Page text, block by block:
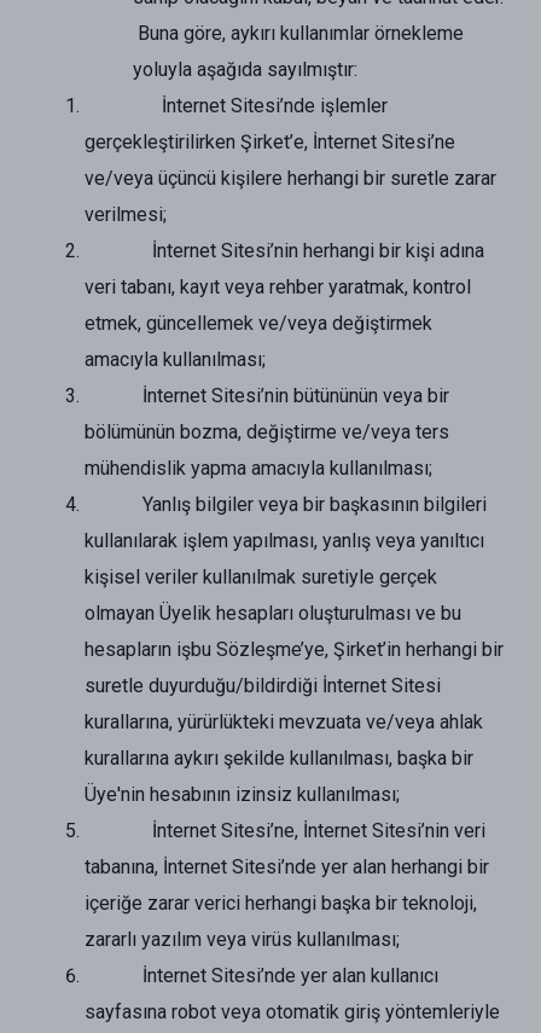
Buna göre, aykırı kullanımlar örnekleme
yoluyla aşağıda sayılmıştır:
İnternet Sitesi’nde işlemler
gerçekleştirilirken Şirket’e, İnternet Sitesi’ne
ve/veya üçüncü kişilere herhangi bir suretle zarar
verilmesi;
İnternet Sitesi’nin herhangi bir kişi adına
veri tabanı, kayıt veya rehber yaratmak, kontrol
etmek, güncellemek ve/veya değiştirmek
amacıyla kullanılması;
İnternet Sitesi’nin bütününün veya bir
bölümünün bozma, değiştirme ve/veya ters
mühendislik yapma amacıyla kullanılması;
Yanlış bilgiler veya bir başkasının bilgileri
kullanılarak işlem yapılması, yanlış veya yanıltıcı
kişisel veriler kullanılmak suretiyle gerçek
olmayan Üyelik hesapları oluşturulması ve bu
hesapların işbu Sözleşme’ye, Şirket’in herhangi bir
suretle duyurduğu/bildirdiği İnternet Sitesi
kurallarına, yürürlükteki mevzuata ve/veya ahlak
kurallarına aykırı şekilde kullanılması, başka bir
Üye'nin hesabının izinsiz kullanılması;
İnternet Sitesi’ne, İnternet Sitesi’nin veri
tabanına, İnternet Sitesi’nde yer alan herhangi bir
içeriğe zarar verici herhangi başka bir teknoloji,
zararlı yazılım veya virüs kullanılması;
İnternet Sitesi’nde yer alan kullanıcı
sayfasına robot veya otomatik giriş yöntemleriyle